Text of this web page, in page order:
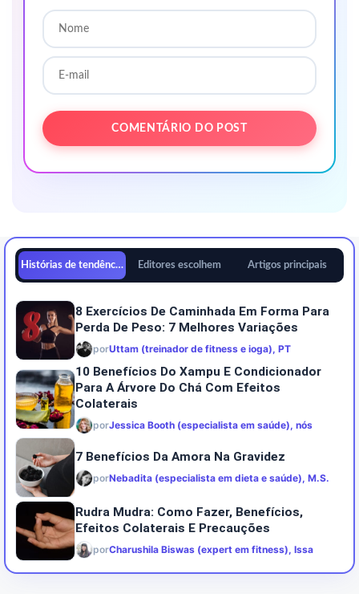
Histórias de tendências Editores escolhem Artigos principais
8 Exercícios De Caminhada Em Forma Para
Perda De Peso: 7 Melhores Variações
porUttam (treinador de fitness e ioga), PT
10 Benefícios Do Xampu E Condicionador
Para A Árvore Do Chá Com Efeitos
Colaterais
porJessica Booth (especialista em saúde), nós
7 Benefícios Da Amora Na Gravidez
porNebadita (especialista em dieta e saúde), M.S.
Rudra Mudra: Como Fazer, Benefícios,
Efeitos Colaterais E Precauções
porCharushila Biswas (expert em fitness), Issa